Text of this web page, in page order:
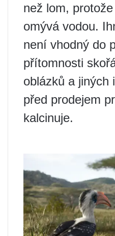
než lom,
omývá vodou.
není vhodný do
přítomnosti
oblázků a jiných
před prodejem
kalcinuje.